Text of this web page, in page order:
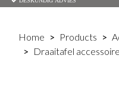
Home Products
Draaitafel